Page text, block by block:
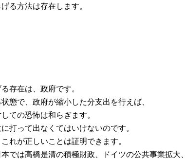
る方法は存在します。
存在は、政府です。
態で、政府が縮小した分支出を行えば、
ての恐怖は和らぎます。
打って出なくてはいけないのです。
れが正しいことは証明できます。
では高橋是清の積極財政、ドイツの公共事業拡大、